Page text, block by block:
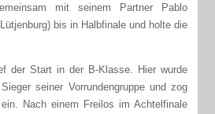
mit seinem Partner Pablo
bis in Halbfinale und holte die
der Start in der B-Klasse. Hier wurde
seiner Vorrundengruppe und zog
Nach einem Freilos im Achtelfinale